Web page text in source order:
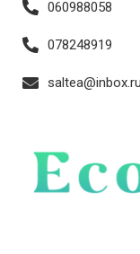
060988058
078248919
saltea@inbox.ru